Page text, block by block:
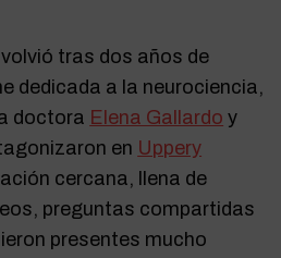
volvió tras dos años de
dedicada a la neurociencia,
doctora Elena Gallardo y
en Uppery
cercana, llena de
preguntas compartidas
presentes mucho